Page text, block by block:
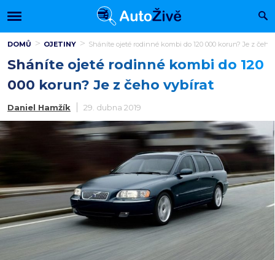
DOMŮ OJETINY Sháníte ojeté rodinné kombi do 120 000 korun? Je z čeho
Sháníte ojeté rodinné kombi do 120
000 korun? Je z čeho vybírat
Daniel Hamžík 29. dubna 2019